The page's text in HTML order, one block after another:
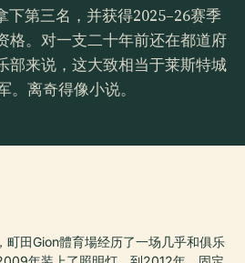
下第三名，并获得2025–26赛季
格。对一支二十年前还在都道府
部来说，这大致相当于莱斯特城
。离奇得像小说。
田Gion體育場经历了一场几乎和俱乐